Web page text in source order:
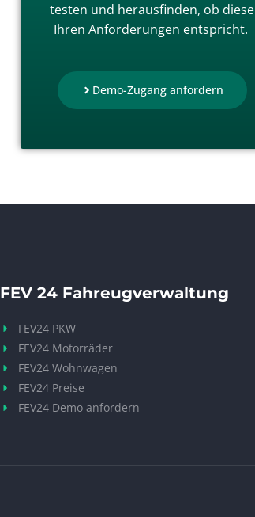
testen und herausfinden, ob diese
Ihren Anforderungen entspricht.
Demo-Zugang anfordern
FEV 24 Fahreugverwaltung
FEV24 PKW
FEV24 Motorräder
FEV24 Wohnwagen
FEV24 Preise
FEV24 Demo anfordern